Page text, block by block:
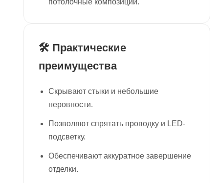
🛠 Практические
преимущества
Скрывают стыки и небольшие
неровности.
Позволяют спрятать проводку и LED-
подсветку.
Обеспечивают аккуратное завершение
отделки.